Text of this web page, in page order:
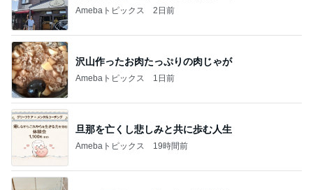
Amebaトピックス 2日前
沢山作ったお肉たっぷりの肉じゃが
Amebaトピックス 1日前
旦那を亡くし悲しみと共に歩む人生
Amebaトピックス 19時間前